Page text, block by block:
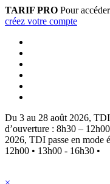
TARIF PRO Pour
créez votre compte
Du 3 au 28 août 2026, TDI
d’ouverture : 8h30 –
2026, TDI passe en mode
12h00 • 13h00 - 16h30 •